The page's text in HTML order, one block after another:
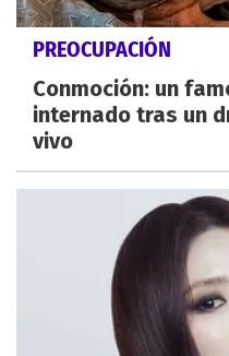
PREOCUPACIÓN
Conmoción: un
internado tras un
vivo